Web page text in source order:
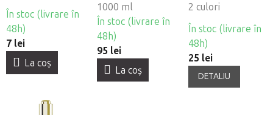
Tomfit
În stoc (livrare în
48h)
7 lei
La coş
1000 ml
În stoc (livrare în
48h)
95 lei
La coş
Fabulo
2 culori
În stoc (livrare în
48h)
25 lei
DETALIU